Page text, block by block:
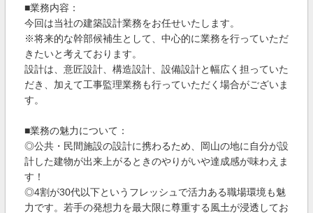
■業務内容：
今回は当社の建築設計業務をお任せいたします。
※将来的な幹部候補生として、中心的に業務を行っていただ
きたいと考えております。
設計は、意匠設計、構造設計、設備設計と幅広く担っていた
だき、加えて工事監理業務も行っていただく場合がございま
す。
■業務の魅力について：
◎公共・民間施設の設計に携わるため、岡山の地に自分が設
計した建物が出来上がるときのやりがいや達成感が味わえま
す！
◎4割が30代以下というフレッシュで活力ある職場環境も魅
力です。若手の発想力を最大限に尊重する風土が浸透してお